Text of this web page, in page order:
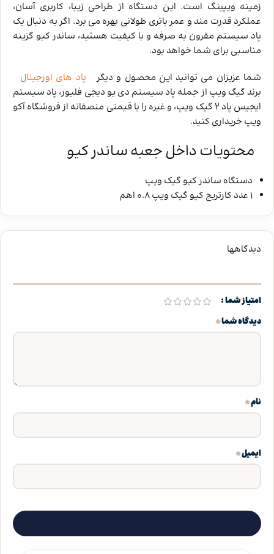
زمینه ویپینگ است. این دستگاه از طراحی زیبا، کاربری آسان،
عملکرد قدرت مند و عمر باتری طولانی بهره می ‌برد. اگر به دنبال یک
پاد سیستم مقرون به صرفه و با کیفیت هستید، ساندر کیو گزینه
مناسبی برای شما خواهد بود.
شما عزیزان می توانید این محصول و دیگر
پاد های اورجینال
برند گیگ ویپ از جمله پاد سیستم دی یو دیجی فلیور، پاد سیستم
ایجیس پاد 2 گیک ویپ، و غیره را با قیمتی منصفانه از فروشگاه آکو
ویپ خریداری کنید.
محتویات داخل جعبه ساندر کیو
دستگاه ساندر کیو گیک ویپ
1 عدد کارتریج کیو گیک ویپ 0.8 اهم
دیدگاهها
امتیاز شما
دیدگاه شما*
نام*
ایمیل*